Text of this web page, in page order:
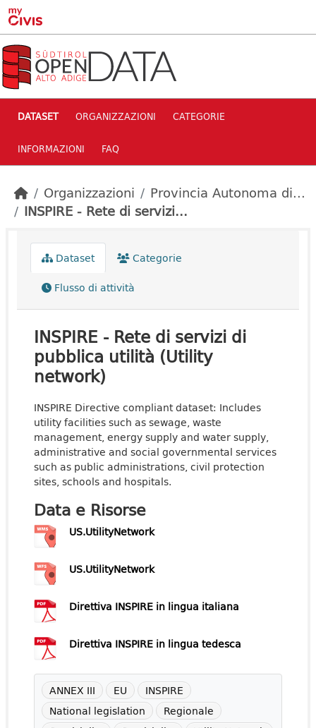
Skip to main content
DATASET ORGANIZZAZIONI CATEGORIE
INFORMAZIONI FAQ
Organizzazioni
Provincia Autonoma di...
INSPIRE - Rete di servizi...
Dataset
Categorie
Flusso di attività
INSPIRE - Rete di servizi di
pubblica utilità (Utility
network)
INSPIRE Directive compliant dataset: Includes
utility facilities such as sewage, waste
management, energy supply and water supply,
administrative and social governmental services
such as public administrations, civil protection
sites, schools and hospitals.
Data e Risorse
US.UtilityNetwork
US.UtilityNetwork
Direttiva INSPIRE in lingua italiana
Direttiva INSPIRE in lingua tedesca
ANNEX III EU
INSPIRE
National legislation
Regionale